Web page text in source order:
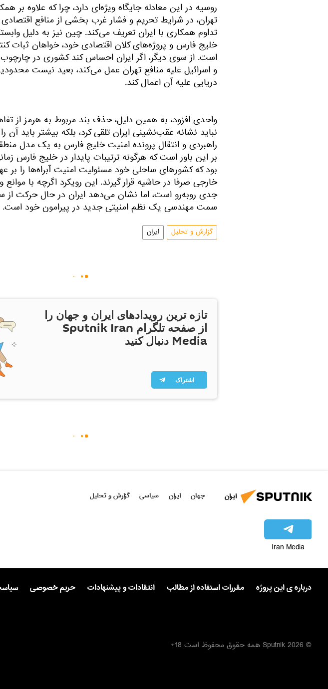
روسیه در این معادله جایگاه ویژه‌ای دارد، چرا که علاوه بر
تهران، در شرایط تحریم و فشار غرب بخشی از منافع
تداوم همکاری با ایران تعریف می‌کند. چین نیز به دلیل
خلیج فارس و پروژه‌های کلان اقتصادی خود، خواهان ثبات
است. از سوی دیگر، اگر ایران احساس کند کشوری در چارچوب
و اسرائیل علیه منافع تهران عمل می‌کند، بعید نیست
دریایی علیه آن اعمال کند.
واحدی افزود، به همین دلیل، حذف بند مربوط به هرمز از
نباید نشانه عقب‌نشینی ایران تلقی کرد، بلکه بیشتر باید آن
راهبردی و انتقال پرونده امنیت خلیج فارس به یک مدل
بر این باور است که هرگونه ترتیبات پایدار در خلیج فارس
بود که کشورهای ساحلی خود مسئولیت امنیت آبراه‌ها را بر
خارجی صرفا در حاشیه قرار گیرند. این رویکرد اگرچه با
جدی روبه‌رو است، اما نشان می‌دهد ایران در حال حرکت از
سمت مهندسی یک نظم امنیتی جدید در پیرامون خود است.
گزارش و تحلیل ایران
تازه ترین رویدادهای ایران و جهان را
از صفحه تلگرام Sputnik Iran
Media دنبال کنید
اشتراک
ایران جهان ایران سیاسی گزارش و تحلیل
Iran Media
درباره ی این پروژه مقررات استفاده از مطالب انتقادات و پیشنهادات حریم خصوصی
© 2026 Sputnik همه حقوق محفوظ است 18+